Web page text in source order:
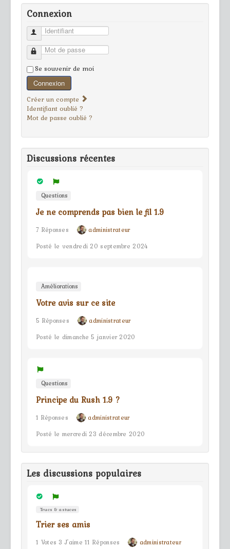
Connexion
Identifiant
Mot de passe
Se souvenir de moi
Connexion
Créer un compte
Identifiant oublié ?
Mot de passe oublié ?
Discussions récentes
Questions
Je ne comprends pas bien le fil 1.9
7 Réponses
administrateur
Posté le vendredi 20 septembre 2024
Améliorations
Votre avis sur ce site
5 Réponses
administrateur
Posté le dimanche 5 janvier 2020
Questions
Principe du Rush 1.9 ?
1 Réponses
administrateur
Posté le mercredi 23 décembre 2020
Les discussions populaires
Trucs & astuces
Trier ses amis
1 Votes 3 J'aime 11 Réponses
administrateur